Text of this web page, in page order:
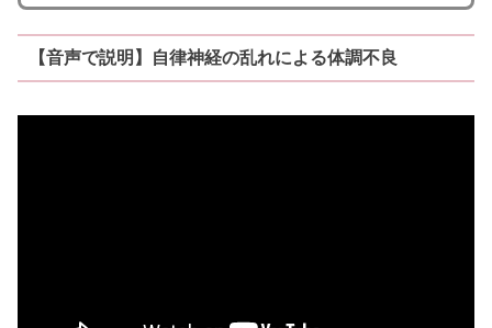
【音声で説明】自律神経の乱れによる体調不良